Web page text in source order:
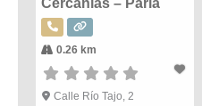
Cercanías – Parla
0.26 km
Calle Río Tajo, 2